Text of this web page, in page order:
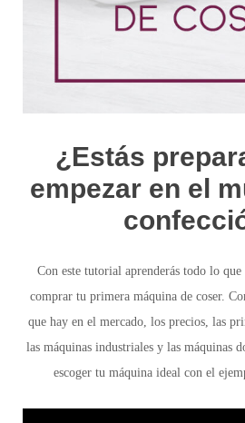
¿Estás
empezar en el
Con este tutorial aprenderás todo lo que
comprar tu primera máquina de coser.
que hay en el mercado, los precios, las
las máquinas industriales y las máquinas
escoger tu máquina ideal con el